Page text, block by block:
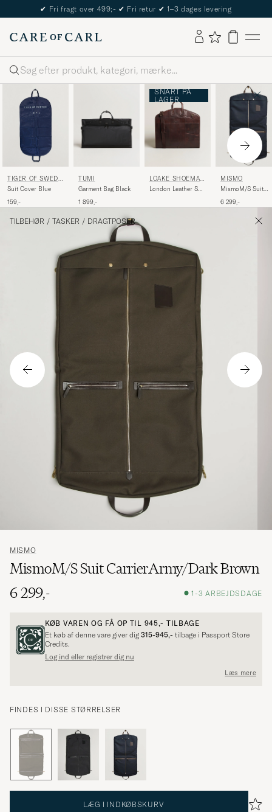
The Care of Carl Passport
Søg
TIGER OF SWEDE
N
Suit Cover Blue
159,-
TUMI
Garment Bag Black
1 899,-
SNART PÅ
LAGER
LOAKE SHOEMAK
ERS
London Leather Suit
MISMO
MismoM/S Suit
Brown
6 299,-
TILBEHØR / TASKER / DRAGTPOSER
MISMO
MismoM/S Suit CarrierArmy/Dark Brown
6 299,-
1-3 ARBEJDSDAGE
KØB VAREN OG FÅ OP TIL 945,- TILBAGE
Et køb af denne vare giver dig 315-945,- tilbage i Passport Store
Credits.
Log ind eller registrer dig nu
Læs mere
FINDES I DISSE STØRRELSER
LÆG I INDKØBSKURV